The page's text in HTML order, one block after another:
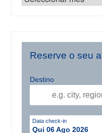
Reserve o seu
Destino
Data check-in
Qui 06 Ago 2026